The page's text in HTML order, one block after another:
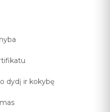
dydį ir kokybę